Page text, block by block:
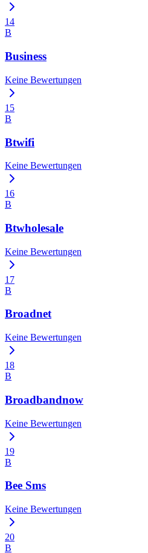
14
B
Business
Keine Bewertungen
15
B
Btwifi
Keine Bewertungen
16
B
Btwholesale
Keine Bewertungen
17
B
Broadnet
Keine Bewertungen
18
B
Broadbandnow
Keine Bewertungen
19
B
Bee Sms
Keine Bewertungen
20
B